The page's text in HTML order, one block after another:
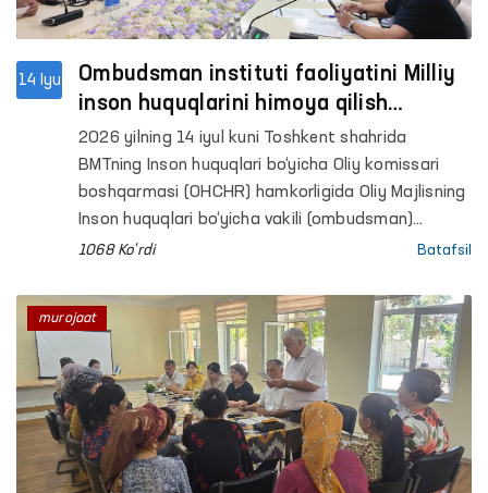
14 Iyu
Ombudsman instituti faoliyatini Milliy
inson huquqlarini himoya qilish
muassasalarining Global alyansi
(GANHRI) talablari bo‘yicha
takomillashtirish masalalari
muhokama qilindi
2026 yilning 14 iyul kuni Toshkent shahrida
BMTning Inson huquqlari bo‘yicha Oliy komissari
boshqarmasi (OHCHR) hamkorligida Oliy Majlisning
Inson huquqlari bo‘yicha vakili (ombudsman)
institutini xalqaro standartlar asosida yana-da
seminar-trening o‘z ishini boshladi.
1068 Ko'rdi Batafsil
murojaat